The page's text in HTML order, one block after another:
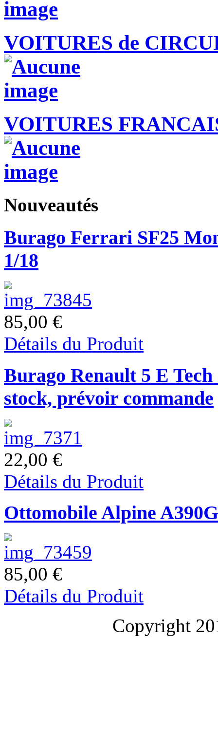
VOITURES de
VOITURES
Nouveautés
Burago Ferrari SF25
1/18
85,00 €
Détails du Produit
Burago Renault 5 E
stock, prévoir commande
22,00 €
Détails du Produit
Ottomobile Alpine
85,00 €
Détails du Produit
Copyright